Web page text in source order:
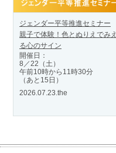
ジェンダー平等推進セミナー
親子で体験！色とぬりえでみえ
る心のサイン
開催日：
8／22（土）
午前10時から11時30分
（あと15日）
2026.07.23.the